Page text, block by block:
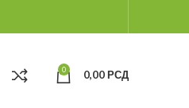
0 0,00РСД